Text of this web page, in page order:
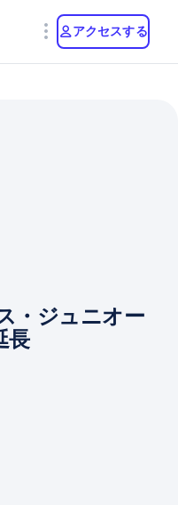
アクセスする
・ジュニオー
長